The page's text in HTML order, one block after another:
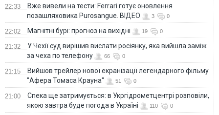
22:33
Вже вивели на тести: Ferrari готує оновлення
позашляховика Purosangue. ВІДЕО
3 0
22:02 Магнітні бурі: прогноз на вихідні 19 0
21:32
У Чехії суд вирішив вислати росіянку, яка вийшла заміж
за чеха по телефону
66 0
21:15
Вийшов трейлер нової екранізації легендарного фільму
"Афера Томаса Крауна"
51 0
21:00
Спека ще затримується: в Укргідрометцентрі розповіли,
якою завтра буде погода в Україні
110 0